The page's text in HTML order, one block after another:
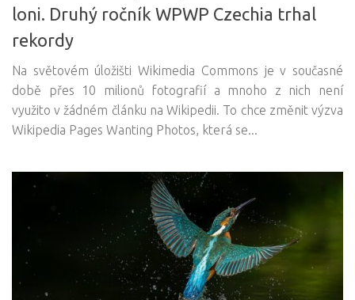
loni. Druhý ročník WPWP Czechia trhal
rekordy
Na světovém úložišti Wikimedia Commons je v současné
době přes 10 milionů fotografií a mnoho z nich není
využito v žádném článku na Wikipedii. To chce změnit výzva
Wikipedia Pages Wanting Photos, která se...